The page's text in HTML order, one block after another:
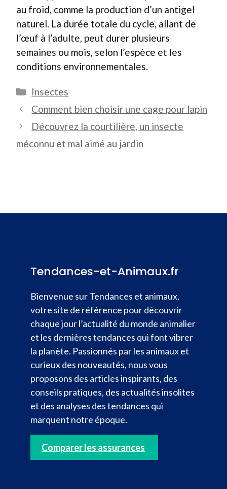
au froid, comme la production d’un antigel
naturel. La durée totale du cycle, allant de
l’œuf à l’adulte, peut durer plusieurs
semaines ou mois, selon l’espèce et les
conditions environnementales.
Catégories
Insectes
Comment bien choisir une cage pour lapin
Découvrez la courtilière, un insecte
méconnu et mal aimé au jardin
Tendances-et-Animaux.fr
Bienvenue sur Tendances et animaux,
votre site de référence pour découvrir
chaque jour l’actualité du monde animalier
et les dernières tendances qui font vibrer
la planète. Passionnés par les animaux et
curieux des nouveautés, nous vous
proposons des articles inspirants, des
conseils pratiques, des actualités insolites
et des analyses des tendances qui
marquent notre époque.
Comparer les assurances